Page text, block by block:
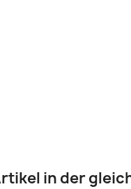
in der